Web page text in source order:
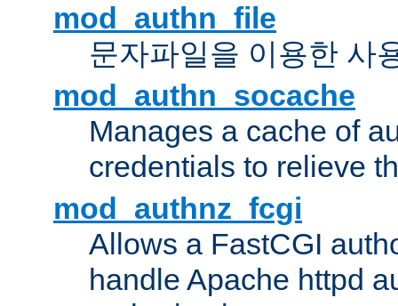
mod_authn_file
문자파일을 이용한 사
mod_authn_socache
Manages a cache of
credentials to relieve
mod_authnz_fcgi
Allows a FastCGI
handle Apache httpd